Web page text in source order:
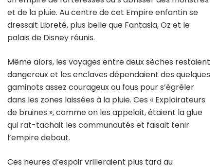
et de la pluie. Au centre de cet Empire enfantin se
dressait Libreté, plus belle que Fantasia, Oz et le
palais de Disney réunis.
Même alors, les voyages entre deux sèches restaient
dangereux et les enclaves dépendaient des quelques
gaminots assez courageux ou fous pour s’égrêler
dans les zones laissées à la pluie. Ces « Exploirateurs
de bruines », comme on les appelait, étaient la glue
qui rat-tachait les communautés et faisait tenir
l’empire debout.
Ces heures d’espoir vrilleraient plus tard au